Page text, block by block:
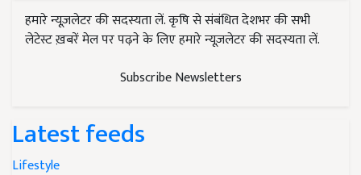
हमारे न्यूज़लेटर की सदस्यता लें. कृषि से संबंधित देशभर की सभी
लेटेस्ट ख़बरें मेल पर पढ़ने के लिए हमारे न्यूज़लेटर की सदस्यता लें.
Subscribe Newsletters
Latest feeds
Lifestyle